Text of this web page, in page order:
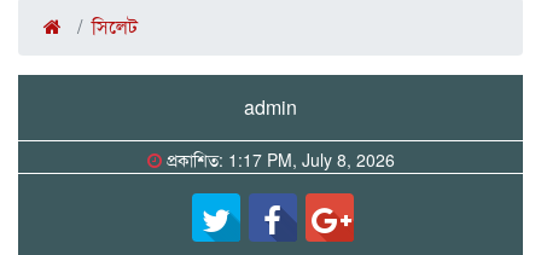
সিলেট
admin
প্রকাশিত: 1:17 PM, July 8, 2026